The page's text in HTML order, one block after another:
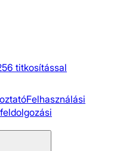
titkosítással
Felhasználási